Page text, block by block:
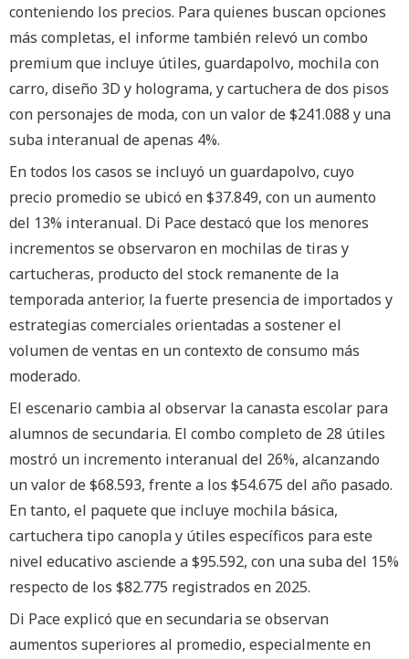
conteniendo los precios. Para quienes buscan opciones
más completas, el informe también relevó un combo
premium que incluye útiles, guardapolvo, mochila con
carro, diseño 3D y holograma, y cartuchera de dos pisos
con personajes de moda, con un valor de $241.088 y una
suba interanual de apenas 4%.
En todos los casos se incluyó un guardapolvo, cuyo
precio promedio se ubicó en $37.849, con un aumento
del 13% interanual. Di Pace destacó que los menores
incrementos se observaron en mochilas de tiras y
cartucheras, producto del stock remanente de la
temporada anterior, la fuerte presencia de importados y
estrategias comerciales orientadas a sostener el
volumen de ventas en un contexto de consumo más
moderado.
El escenario cambia al observar la canasta escolar para
alumnos de secundaria. El combo completo de 28 útiles
mostró un incremento interanual del 26%, alcanzando
un valor de $68.593, frente a los $54.675 del año pasado.
En tanto, el paquete que incluye mochila básica,
cartuchera tipo canopla y útiles específicos para este
nivel educativo asciende a $95.592, con una suba del 15%
respecto de los $82.775 registrados en 2025.
Di Pace explicó que en secundaria se observan
aumentos superiores al promedio, especialmente en